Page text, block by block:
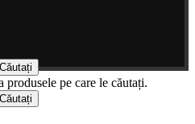
Căutați
produsele pe care le căutați.
Căutați